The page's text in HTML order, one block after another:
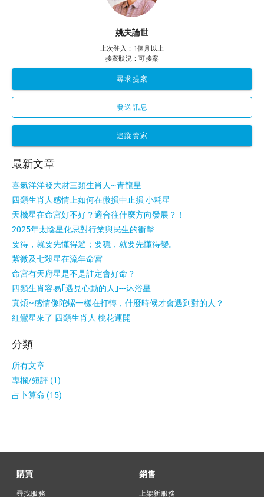
姚夫論世
上次登入：1個月以上
接案狀況：可接案
尋求提案
發送訊息
追蹤賣家
最新文章
喜氣洋洋發大財三類生肖人~青龍星
四類生肖人感情上如何在微損中止損 小耗星
天機星在命宮好不好？適合往什麼方向發展？！
2025年太陰星化忌對行業與民生的衝擊
要得，就要先懂得避；要穩，就要先懂得變。
紫微及七殺星在流年命宮
命宮有天府星是不是註定會好命？
四類生肖容易｢遇見心動的人｣---沐浴星
真煩~感情像陀螺一樣在打轉，什麼時候才會遇到對的人？
紅鸞星來了 四類生肖人 桃花運開
分類
所有文章
專欄/短評 (1)
占卜算命 (15)
購買
尋找服務
銷售
上架新服務